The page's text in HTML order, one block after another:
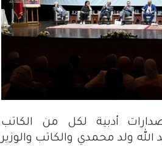
أدبية لكل من الكاتب
الله ولد محمدي والكاتب والوزير